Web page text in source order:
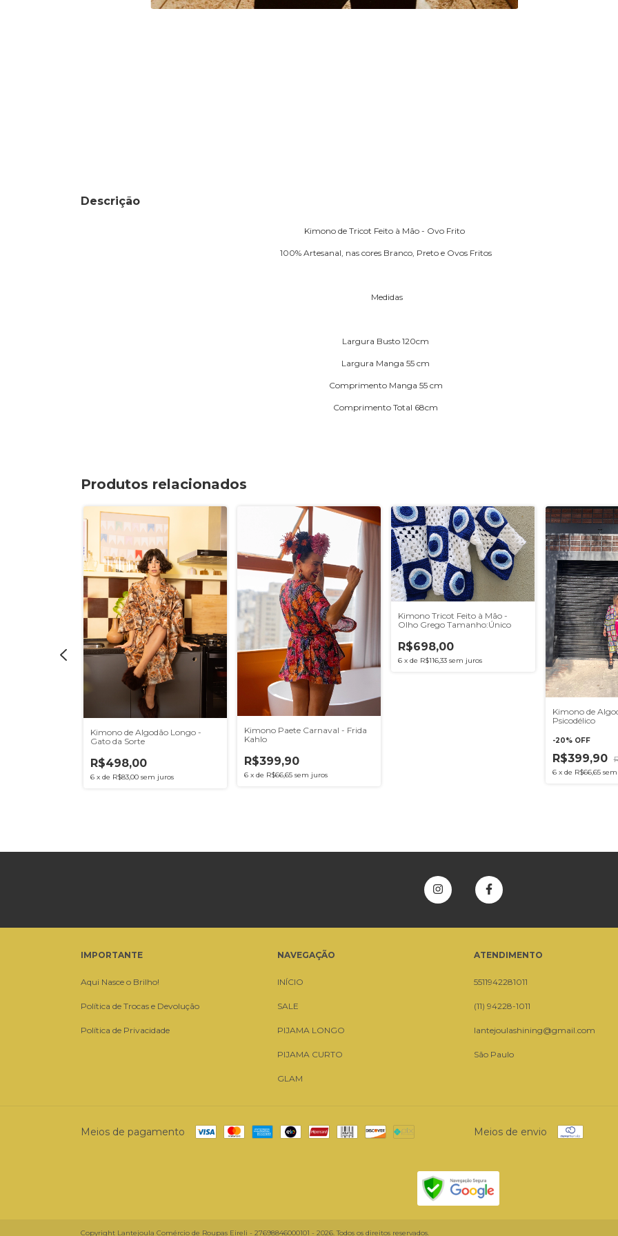
Descrição
Kimono de Tricot Feito à Mão - Ovo Frito
100% Artesanal, nas cores Branco, Preto e Ovos Fritos
Medidas
Largura Busto 120cm
Largura Manga 55 cm
Comprimento Manga 55 cm
Comprimento Total 68cm
Produtos relacionados
Kimono de Algodão Longo -
Gato da Sorte
R$498,00
6 x de R$83,00 sem juros
Kimono Paete Carnaval - Frida
Kahlo
R$399,90
6 xde R$66,65 sem juros
Kimono Tricot Feito à Mão -
Olho Grego Tamanho:Único
R$698,00
6 xde R$116,33 sem juros
Kimono de
Psicodélico
-20% OFF
R$399,90
6 x de R$66,65
IMPORTANTE
Aqui Nasce o Brilho!
Política de Trocas e Devolução
Política de Privacidade
NAVEGAÇÃO
INÍCIO
SALE
PIJAMA LONGO
PIJAMA CURTO
GLAM
ATENDIMENTO
5511942281011
(11) 94228-1011
lantejoulashining@gmail.com
São Paulo
Meios de pagamento Meios de envio
Copyright Lantejoula Comércio de Roupas Eireli - 27698846000101 - 2026. Todos os direitos reservados.